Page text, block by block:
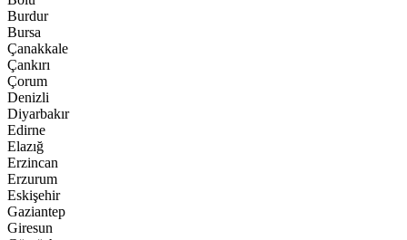
Burdur
Bursa
Çanakkale
Çankırı
Çorum
Denizli
Diyarbakır
Edirne
Elazığ
Erzincan
Erzurum
Eskişehir
Gaziantep
Giresun